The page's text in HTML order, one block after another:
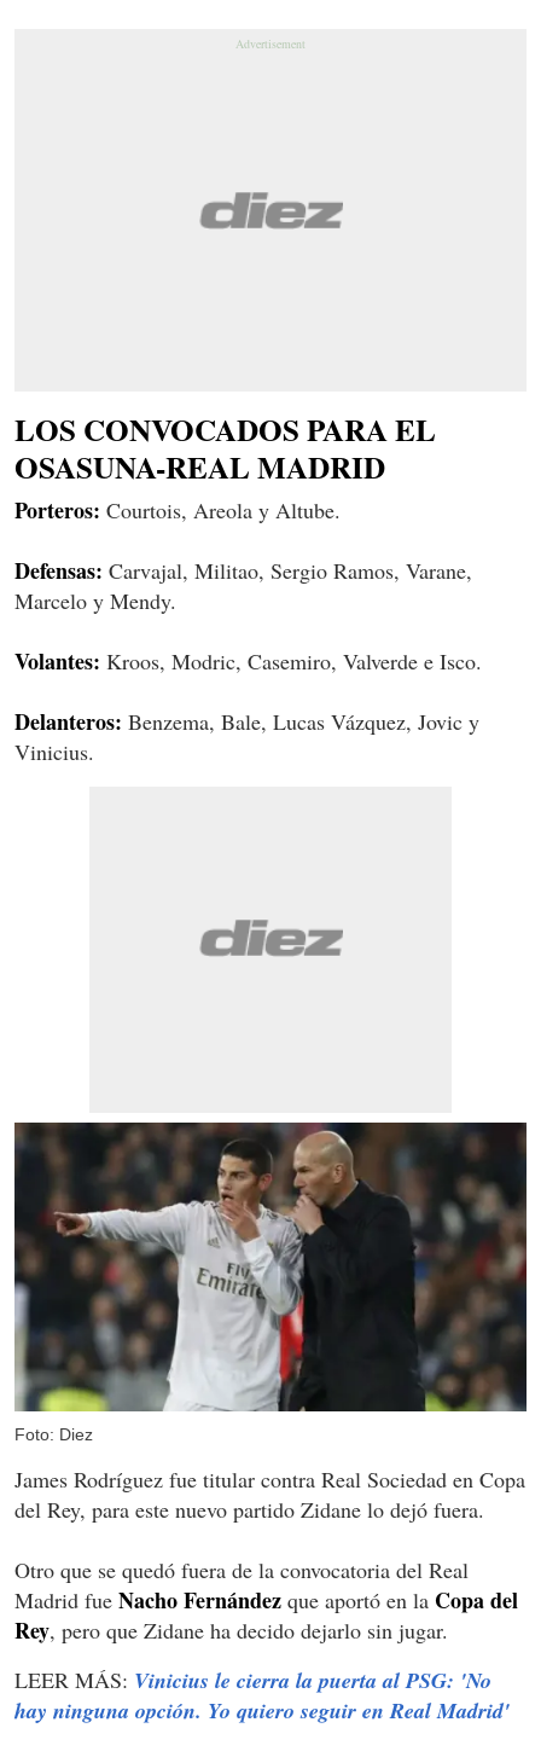
LOS CONVOCADOS PARA EL
OSASUNA-REAL MADRID
Porteros: Courtois, Areola y Altube.
Defensas: Carvajal, Militao, Sergio Ramos, Varane,
Marcelo y Mendy.
Volantes: Kroos, Modric, Casemiro, Valverde e Isco.
Delanteros: Benzema, Bale, Lucas Vázquez, Jovic y
Vinicius.
Foto: Diez
James Rodríguez fue titular contra Real Sociedad en Copa
del Rey, para este nuevo partido Zidane lo dejó fuera.
Otro que se quedó fuera de la convocatoria del Real
Madrid fue Nacho Fernández que aportó en la Copa del
Rey, pero que Zidane ha decido dejarlo sin jugar.
LEER MÁS: Vinicius le cierra la puerta al PSG: 'No
hay ninguna opción. Yo quiero seguir en Real Madrid'